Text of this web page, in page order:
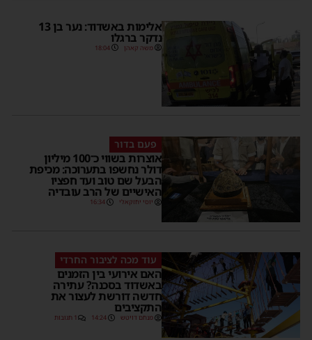
אלימות באשדוד: נער בן 13
נדקר ברגלו
משה קאהן 18:04
פעם בדור
אוצרות בשווי כ־100 מיליון
דולר נחשפו בתערוכה: מכיפת
הבעל שם טוב ועד חפציו
האישיים של הרב עובדיה
יוסי יחזקאלי 16:34
עוד מכה לציבור החרדי
האם אירועי בין הזמנים
באשדוד בסכנה? עתירה
חדשה דורשת לעצור את
התקציבים
מנחם דויטש 14:24 1 תגובות